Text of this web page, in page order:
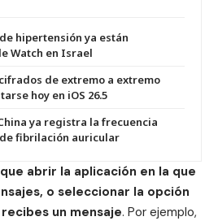
hipertensión ya están
Watch en Israel
cifrados de extremo a extremo
hoy en iOS 26.5
ya registra la frecuencia
fibrilación auricular
abrir la aplicación en la que
o seleccionar la opción
un mensaje. Por ejemplo,